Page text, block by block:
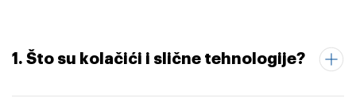
1. Što su kolačići i slične tehnologije?